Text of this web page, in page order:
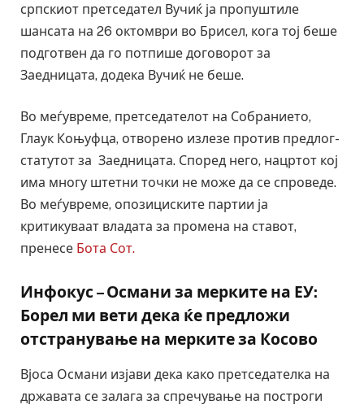
српскиот претседател Вучиќ ја пропуштиле
шансата на 26 октомври во Брисел, кога тој беше
подготвен да го потпише договорот за
Заедницата, додека Вучиќ не беше.
Во меѓувреме, претседателот на Собранието,
Глаук Коњуфца, отворено излезе против предлог-
статутот за Заедницата. Според него, нацртот кој
има многу штетни точки не може да се спроведе.
Во меѓувреме, опозициските партии ја
критикуваат владата за промена на ставот,
пренесе Бота Сот.
Инфокус – Османи за мерките на ЕУ:
Борел ми вети дека ќе предложи
отстранување на мерките за Косово
Вјоса Османи изјави дека како претседателка на
државата се залага за спречување на построги